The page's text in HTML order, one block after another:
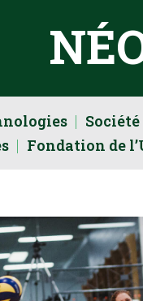
Fondation de